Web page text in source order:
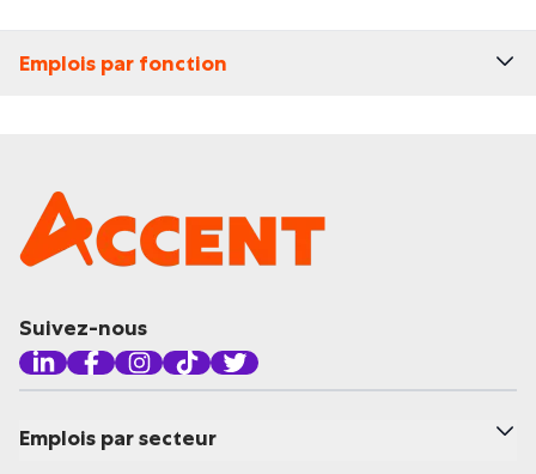
Emplois par fonction
Suivez-nous
Emplois par secteur